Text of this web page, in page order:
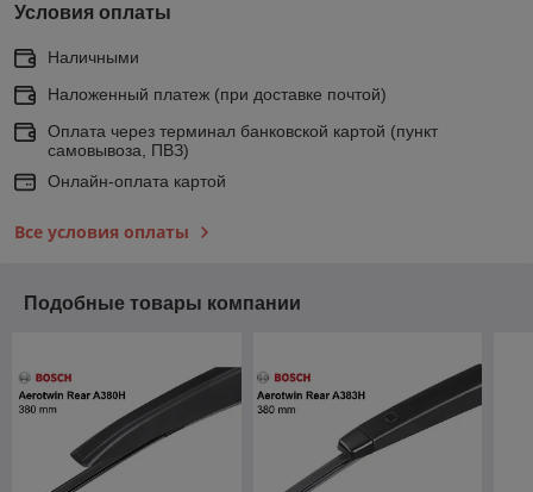
Условия оплаты
Наличными
Наложенный платеж (при доставке почтой)
Оплата через терминал банковской картой (пункт
самовывоза, ПВЗ)
Онлайн-оплата картой
Все условия оплаты
Подобные товары компании